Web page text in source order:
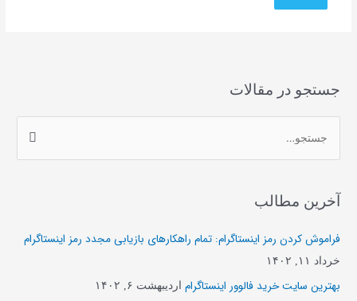
جستجو در مقالات
س
ج
ا
آخرین مطالب
فراموش کردن رمز اینستاگرام: تمام راهکارهای بازیابی مجدد رمز اینستاگرام
خرداد ۱۱, ۱۴۰۲
بهترین سایت خرید فالوور اینستاگرام اردیبهشت ۶, ۱۴۰۲